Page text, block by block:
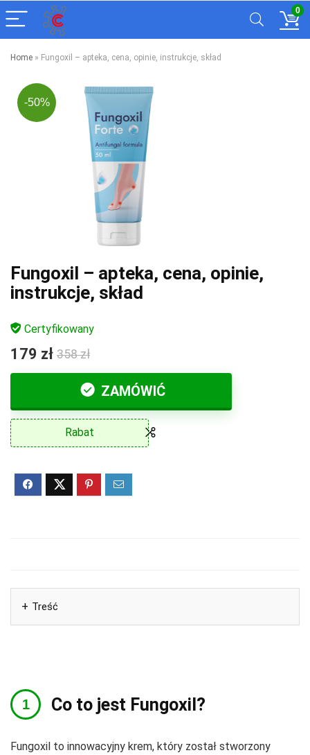
0
Home » Fungoxil – apteka, cena, opinie, instrukcje, skład
-50%
Fungoxil – apteka, cena, opinie,
instrukcje, skład
Certyfikowany
179 zł 358 zł
ZAMÓWIĆ
Rabat
Treść
Co to jest Fungoxil?
Fungoxil to innowacyjny krem, który został stworzony